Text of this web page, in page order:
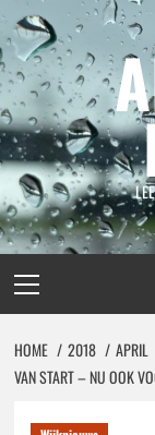
Spring
naar
inhoud
menu
HOME 2018 APRIL
VAN START – NU OOK